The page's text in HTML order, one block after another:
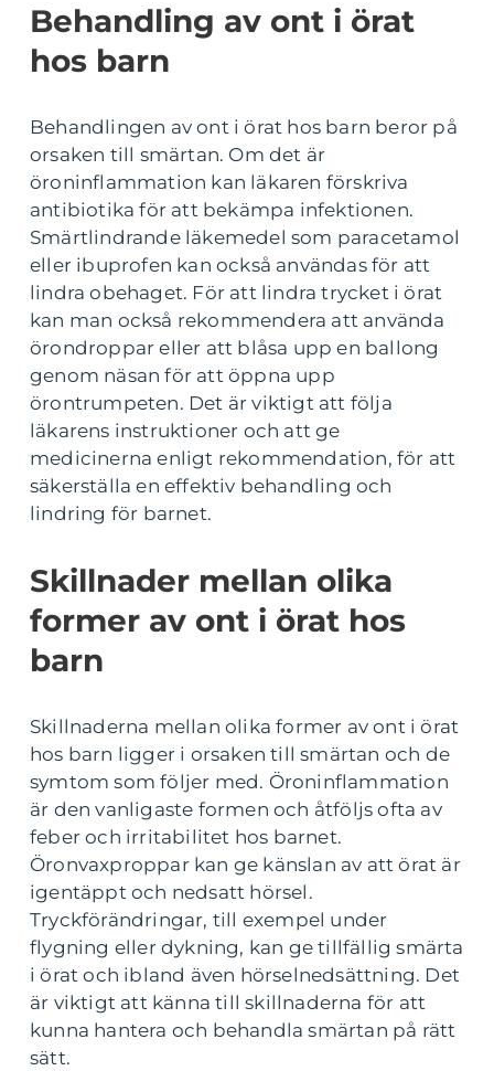
Behandling av ont i örat
hos barn
Behandlingen av ont i örat hos barn beror på
orsaken till smärtan. Om det är
öroninflammation kan läkaren förskriva
antibiotika för att bekämpa infektionen.
Smärtlindrande läkemedel som paracetamol
eller ibuprofen kan också användas för att
lindra obehaget. För att lindra trycket i örat
kan man också rekommendera att använda
örondroppar eller att blåsa upp en ballong
genom näsan för att öppna upp
örontrumpeten. Det är viktigt att följa
läkarens instruktioner och att ge
medicinerna enligt rekommendation, för att
säkerställa en effektiv behandling och
lindring för barnet.
Skillnader mellan olika
former av ont i örat hos
barn
Skillnaderna mellan olika former av ont i örat
hos barn ligger i orsaken till smärtan och de
symtom som följer med. Öroninflammation
är den vanligaste formen och åtföljs ofta av
feber och irritabilitet hos barnet.
Öronvaxproppar kan ge känslan av att örat är
igentäppt och nedsatt hörsel.
Tryckförändringar, till exempel under
flygning eller dykning, kan ge tillfällig smärta
i örat och ibland även hörselnedsättning. Det
är viktigt att känna till skillnaderna för att
kunna hantera och behandla smärtan på rätt
sätt.